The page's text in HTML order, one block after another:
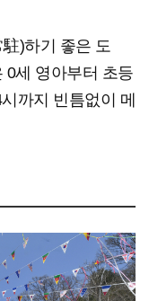
)하기 좋은 도
0세 영아부터 초등
까지 빈틈없이 메